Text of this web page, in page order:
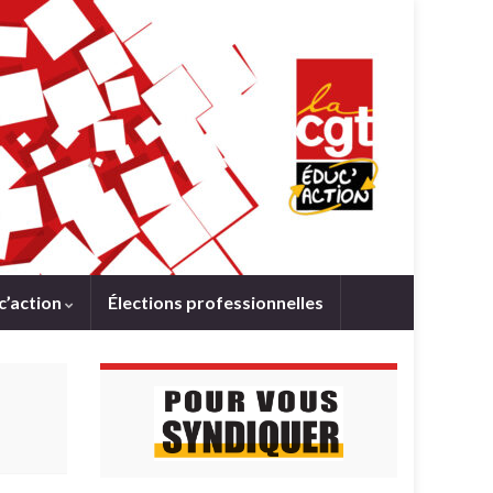
Élections professionnelles